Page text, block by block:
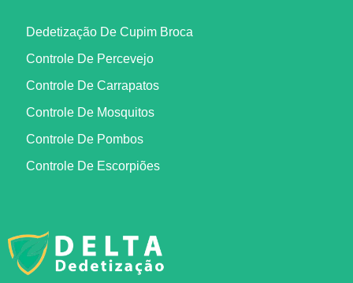
Dedetização De Cupim Broca
Controle De Percevejo
Controle De Carrapatos
Controle De Mosquitos
Controle De Pombos
Controle De Escorpiões